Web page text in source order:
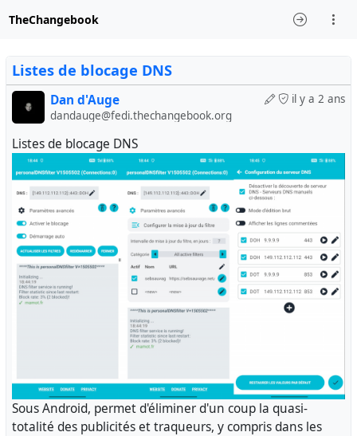
TheChangebook
Listes de blocage DNS
il y a 2 ans
Dan d'Auge
dandauge@fedi.thechangebook.org
Listes de blocage DNS
Sous Android, permet d'éliminer d'un coup la quasi-
totalité des publicités et traqueurs, y compris dans les